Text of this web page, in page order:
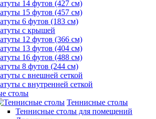
14 футов (427 см)
15 футов (457 см)
6 футов (183 см)
с крышей
12 футов (366 см)
13 футов (404 см)
16 футов (488 см)
8 футов (244 см)
с внешней сеткой
с внутренней сеткой
столы
Теннисные столы
Теннисные столы для помещений